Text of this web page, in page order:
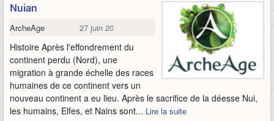
Nuian
ArcheAge 27 juin 2013
Histoire Après l'effondrement du
continent perdu (Nord), une
migration à grande échelle des races
humaines de ce continent vers un
nouveau continent a eu lieu. Après le sacrifice de la déesse Nui,
les humains, Elfes, et Nains sont... Lire la suite